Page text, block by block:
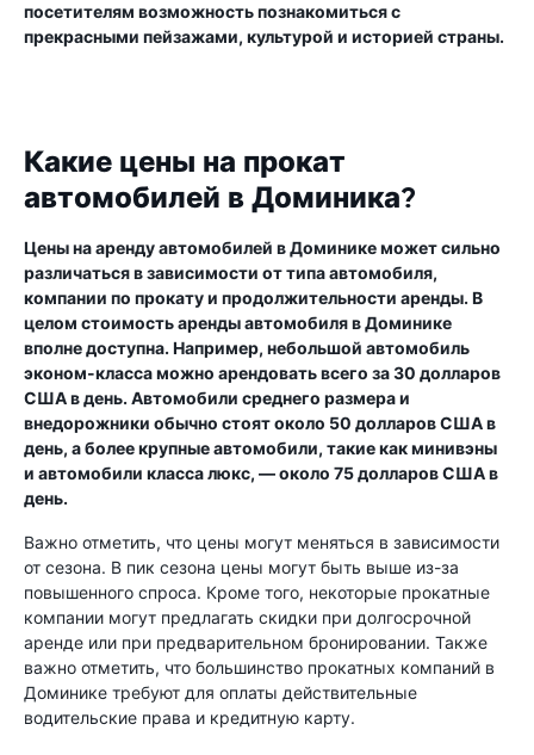
посетителям возможность познакомиться с
прекрасными пейзажами, культурой и историей страны.
Какие цены на прокат
автомобилей в Доминика?
Цены на аренду автомобилей в Доминике может сильно
различаться в зависимости от типа автомобиля,
компании по прокату и продолжительности аренды. В
целом стоимость аренды автомобиля в Доминике
вполне доступна. Например, небольшой автомобиль
эконом-класса можно арендовать всего за 30 долларов
США в день. Автомобили среднего размера и
внедорожники обычно стоят около 50 долларов США в
день, а более крупные автомобили, такие как минивэны
и автомобили класса люкс, — около 75 долларов США в
день.
Важно отметить, что цены могут меняться в зависимости
от сезона. В пик сезона цены могут быть выше из-за
повышенного спроса. Кроме того, некоторые прокатные
компании могут предлагать скидки при долгосрочной
аренде или при предварительном бронировании. Также
важно отметить, что большинство прокатных компаний в
Доминике требуют для оплаты действительные
водительские права и кредитную карту.